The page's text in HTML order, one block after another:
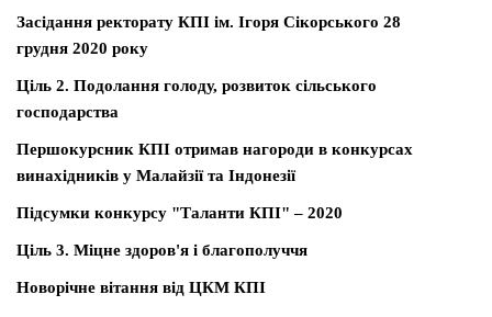
Засідання ректорату КПІ ім. Ігоря Сікорського 28
грудня 2020 року
Ціль 2. Подолання голоду, розвиток сільського
господарства
Першокурсник КПІ отримав нагороди в конкурсах
винахідників у Малайзії та Індонезії
Підсумки конкурсу "Таланти КПІ" – 2020
Ціль 3. Міцне здоров'я і благополуччя
Новорічне вітання від ЦКМ КПІ